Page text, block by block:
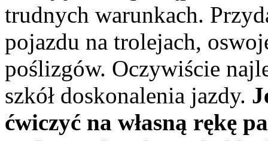
trudnych warunkach.
pojazdu na trolejach,
poślizgów. Oczywiście
szkół doskonalenia jazdy.
ćwiczyć na własną rękę